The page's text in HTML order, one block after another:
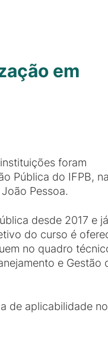
em
foram
Pública do IFPB,
Pessoa.
desde 2017 e já
do curso é
no quadro
e Gestão
de aplicabilidade no